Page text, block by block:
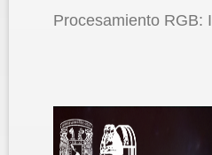
Procesamiento RGB: